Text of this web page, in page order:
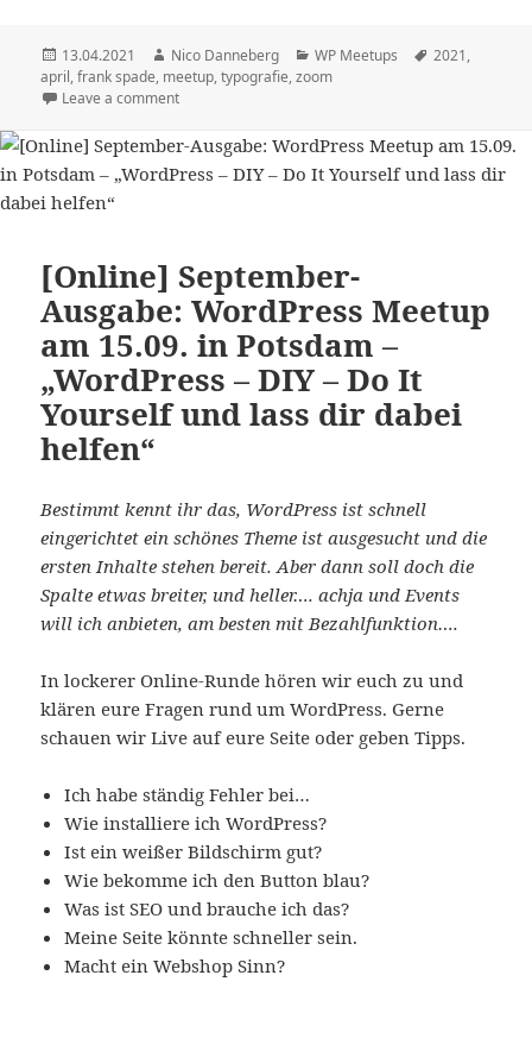
Veröffentlicht
am
13.04.2021 Autor
Nico Danneberg Kategorien
WP Meetups Schlagwörter
2021,
april,frank spade, meetup,typografie,zoom
Leave a comment
[Online] September-
Ausgabe: WordPress Meetup
am 15.09. in Potsdam –
„WordPress – DIY – Do It
Yourself und lass dir dabei
helfen“
Bestimmt kennt ihr das, WordPress ist schnell
eingerichtet ein schönes Theme ist ausgesucht und die
ersten Inhalte stehen bereit. Aber dann soll doch die
Spalte etwas breiter, und heller…. achja und Events
will ich anbieten, am besten mit Bezahlfunktion….
In lockerer Online-Runde hören wir euch zu und
klären eure Fragen rund um WordPress. Gerne
schauen wir Live auf eure Seite oder geben Tipps.
Ich habe ständig Fehler bei…
Wie installiere ich WordPress?
Ist ein weißer Bildschirm gut?
Wie bekomme ich den Button blau?
Was ist SEO und brauche ich das?
Meine Seite könnte schneller sein.
Macht ein Webshop Sinn?